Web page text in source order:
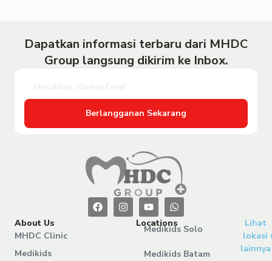
Dapatkan informasi terbaru dari MHDC
Group langsung dikirim ke Inbox.
Berlangganan Sekarang
About Us
MHDC Clinic
Medikids
Locations
Medikids Solo
Medikids Batam
Lihat
lokasi
lainnya